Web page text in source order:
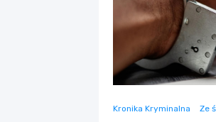
Kronika Kryminalna Ze